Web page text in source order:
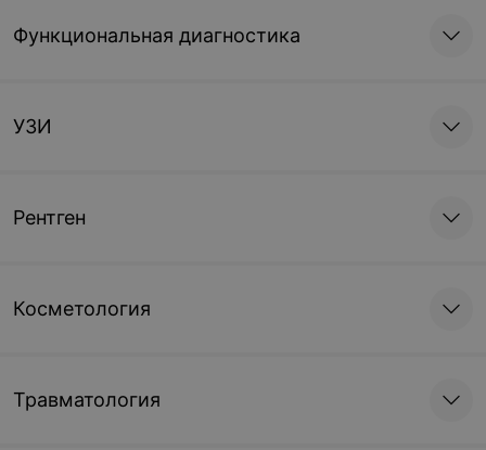
Функциональная диагностика
УЗИ
Рентген
Косметология
Травматология